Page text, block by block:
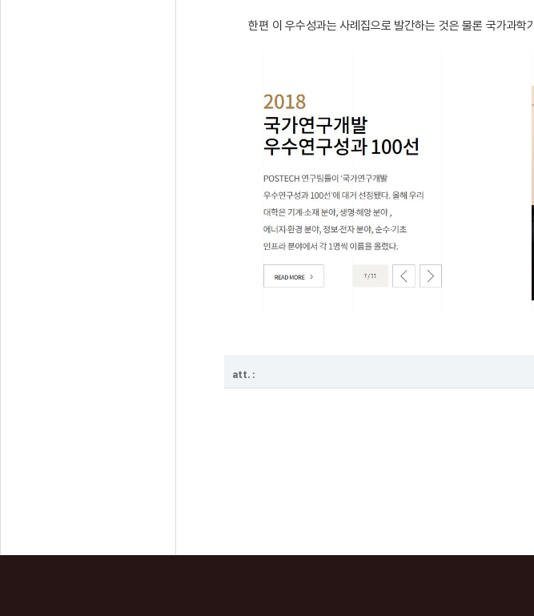
한편 이 우수성과는 사례집으로 발간하는 것은 물론 국가과
att. :